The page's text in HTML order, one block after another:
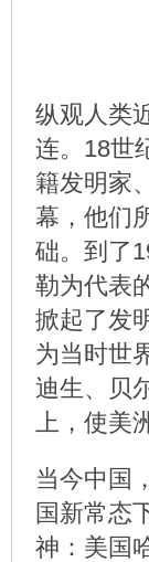
纵观人类
连。18世
籍发明家
幕，他们
础。到了
勒为代表
掀起了发
为当时世
迪生、贝
上，使美
当今中国
国新常态
神：美国